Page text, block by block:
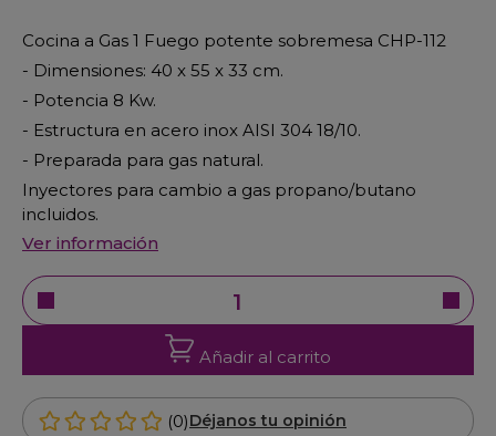
Cocina a Gas 1 Fuego potente sobremesa CHP-112
- Dimensiones: 40 x 55 x 33 cm.
- Potencia 8 Kw.
- Estructura en acero inox AISI 304 18/10.
- Preparada para gas natural.
Inyectores para cambio a gas propano/butano
incluidos.
Ver información
Añadir al carrito
(0)Déjanos tu opinión